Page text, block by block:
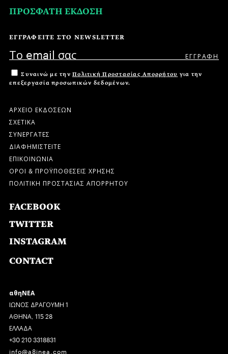
ΠΡΟΣΦΑΤΗ ΕΚΔΟΣΗ
ΕΓΓΡΑΦΕΙΤΕ ΣΤΟ NEWSLETTER
Συναινώ με την Πολιτική Προστασίας Απορρήτου για την
επεξεργασία προσωπικών δεδομένων.
ΑΡΧΕΙΟ ΕΚΔΟΣΕΩΝ
ΣΧΕΤΙΚΑ
ΣΥΝΕΡΓΑΤΕΣ
ΔΙΑΦΗΜΙΣΤΕΙΤΕ
ΕΠΙΚΟΙΝΩΝΙΑ
ΟΡΟΙ & ΠΡΟΫΠΟΘΕΣΕΙΣ ΧΡΗΣΗΣ
ΠΟΛΙΤΙΚΗ ΠΡΟΣΤΑΣΙΑΣ ΑΠΟΡΡΗΤΟΥ
FACEBOOK
TWITTER
INSTAGRAM
CONTACT
αθηΝΕΑ
ΙΩΝΟΣ ΔΡΑΓΟΥΜΗ 1
ΑΘΗΝΑ, 115 28
ΕΛΛΑΔΑ
+30 210 3318831
info@a8inea.com